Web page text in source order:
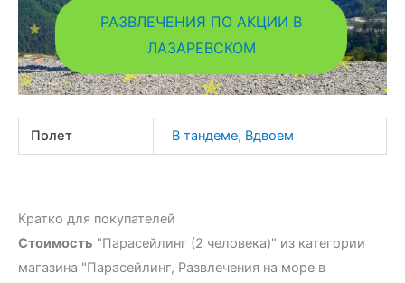
РАЗВЛЕЧЕНИЯ ПО АКЦИИ В
ЛАЗАРЕВСКОМ
Полет В тандеме, Вдвоем
Кратко для покупателей
Стоимость "Парасейлинг (2 человека)" из категории
магазина "Парасейлинг, Развлечения на море в